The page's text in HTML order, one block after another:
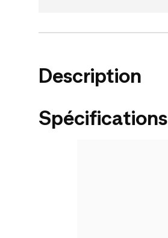
Description
Spécifications